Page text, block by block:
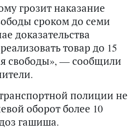
грозит наказание
сроком до семи
доказательства
товар до 15
свободы», — сообщили
полиции не
оборот более 10
гашиша.